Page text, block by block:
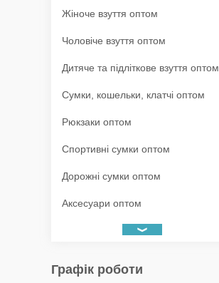
Жіноче взуття оптом
Чоловіче взуття оптом
Дитяче та підліткове взуття оптом
Сумки, кошельки, клатчі оптом
Рюкзаки оптом
Спортивні сумки оптом
Дорожні сумки оптом
Аксесуари оптом
Графік роботи